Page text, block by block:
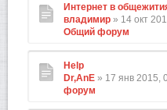
Интернет в
владимир » 14 окт
Общий форум
Help
Dr,AnE » 17 янв 2015,
форум